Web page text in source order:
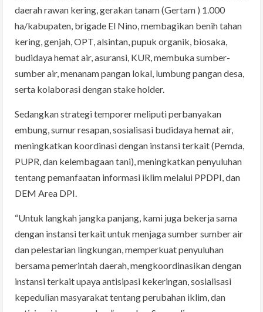
daerah rawan kering, gerakan tanam (Gertam ) 1.000
ha/kabupaten, brigade El Nino, membagikan benih tahan
kering, genjah, OPT, alsintan, pupuk organik, biosaka,
budidaya hemat air, asuransi, KUR, membuka sumber-
sumber air, menanam pangan lokal, lumbung pangan desa,
serta kolaborasi dengan stake holder.
Sedangkan strategi temporer meliputi perbanyakan
embung, sumur resapan, sosialisasi budidaya hemat air,
meningkatkan koordinasi dengan instansi terkait (Pemda,
PUPR, dan kelembagaan tani), meningkatkan penyuluhan
tentang pemanfaatan informasi iklim melalui PPDPI, dan
DEM Area DPI.
“Untuk langkah jangka panjang, kami juga bekerja sama
dengan instansi terkait untuk menjaga sumber sumber air
dan pelestarian lingkungan, memperkuat penyuluhan
bersama pemerintah daerah, mengkoordinasikan dengan
instansi terkait upaya antisipasi kekeringan, sosialisasi
kepedulian masyarakat tentang perubahan iklim, dan